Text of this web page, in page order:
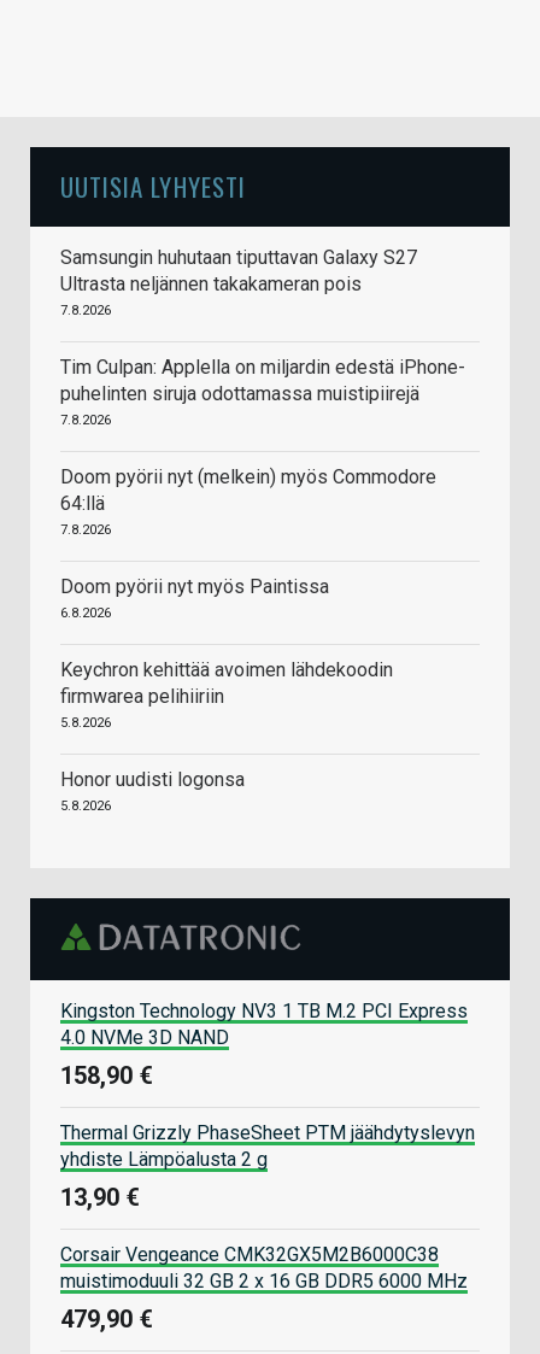
UUTISIA LYHYESTI
Samsungin huhutaan tiputtavan Galaxy S27
Ultrasta neljännen takakameran pois
7.8.2026
Tim Culpan: Applella on miljardin edestä iPhone-
puhelinten siruja odottamassa muistipiirejä
7.8.2026
Doom pyörii nyt (melkein) myös Commodore
64:llä
7.8.2026
Doom pyörii nyt myös Paintissa
6.8.2026
Keychron kehittää avoimen lähdekoodin
firmwarea pelihiiriin
5.8.2026
Honor uudisti logonsa
5.8.2026
Kingston Technology NV3 1 TB M.2 PCI Express
4.0 NVMe 3D NAND
158,90 €
Thermal Grizzly PhaseSheet PTM jäähdytyslevyn
yhdiste Lämpöalusta 2 g
13,90 €
Corsair Vengeance CMK32GX5M2B6000C38
muistimoduuli 32 GB 2 x 16 GB DDR5 6000 MHz
479,90 €